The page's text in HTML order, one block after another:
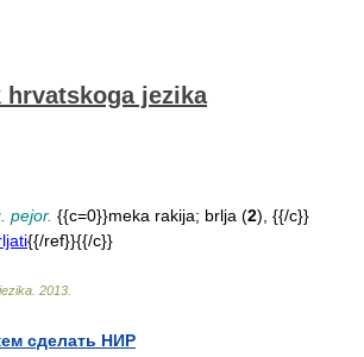
jezika
pejor. {{c=0}}meka rakija; brlja (2), {{/c}}
{{/ref}}{{/c}}
2013
сделать НИР